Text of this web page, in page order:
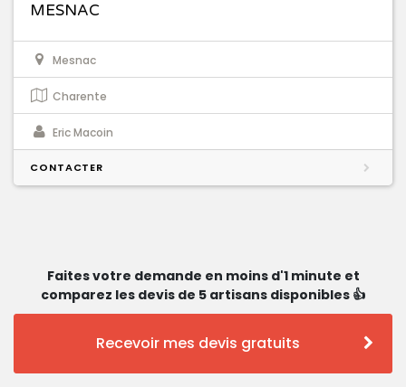
MESNAC
Mesnac
Charente
Eric Macoin
CONTACTER
Faites votre demande en moins d'1 minute et
comparez les devis de 5 artisans disponibles 👍
Recevoir mes devis gratuits